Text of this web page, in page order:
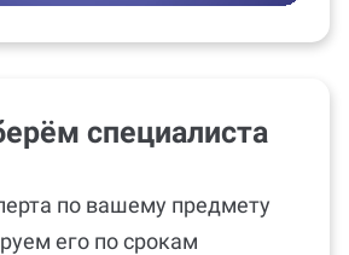
специалиста
по вашему предмету
его по срокам